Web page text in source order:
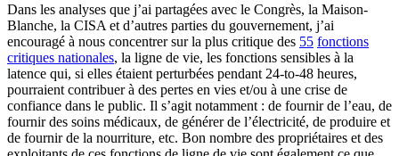
Dans les analyses que j’ai partagées avec le Congrès, la Maison-
Blanche, la CISA et d’autres parties du gouvernement, j’ai
encouragé à nous concentrer sur la plus critique des 55 fonctions
critiques nationales, la ligne de vie, les fonctions sensibles à la
latence qui, si elles étaient perturbées pendant 24-to-48 heures,
pourraient contribuer à des pertes en vies et/ou à une crise de
confiance dans le public. Il s’agit notamment : de fournir de l’eau, de
fournir des soins médicaux, de générer de l’électricité, de produire et
de fournir de la nourriture, etc. Bon nombre des propriétaires et des